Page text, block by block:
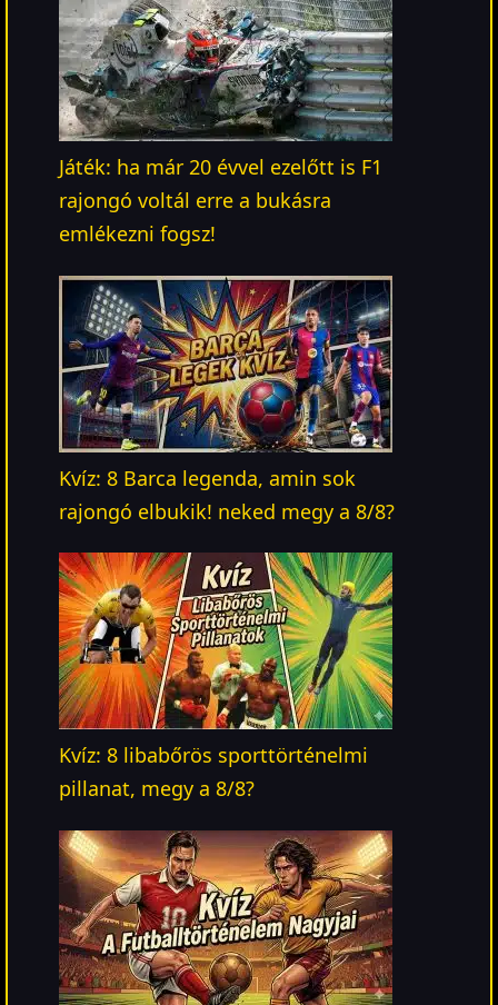
Játék: ha már 20 évvel ezelőtt is F1
rajongó voltál erre a bukásra
emlékezni fogsz!
Kvíz: 8 Barca legenda, amin sok
rajongó elbukik! neked megy a 8/8?
Kvíz: 8 libabőrös sporttörténelmi
pillanat, megy a 8/8?